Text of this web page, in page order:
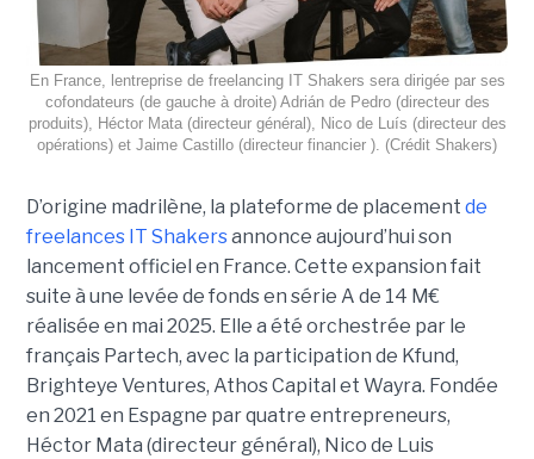
En France, lentreprise de freelancing IT Shakers sera dirigée par ses
cofondateurs (de gauche à droite) Adrián de Pedro (directeur des
produits), Héctor Mata (directeur général), Nico de Luís (directeur des
opérations) et Jaime Castillo (directeur financier ). (Crédit Shakers)
D’origine madrilène, la plateforme de placement de
freelances IT Shakersannonce aujourd’hui son
lancement officiel en France. Cette expansion fait
suite à une levée de fonds en série A de 14 M€
réalisée en mai 2025. Elle a été orchestrée par le
français Partech, avec la participation de Kfund,
Brighteye Ventures, Athos Capital et Wayra. Fondée
en 2021 en Espagne par quatre entrepreneurs,
Héctor Mata (directeur général), Nico de Luis